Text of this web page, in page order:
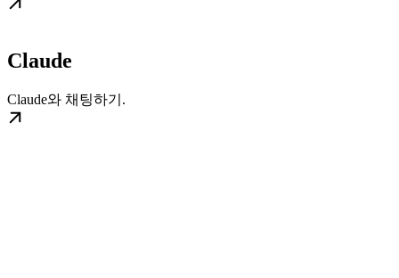
Claude
Claude와 채팅하기.